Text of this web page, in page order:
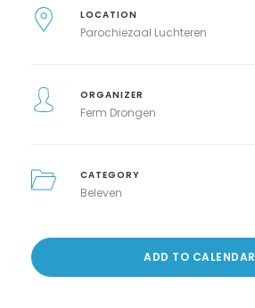
LOCATION
Parochiezaal Luchteren
ORGANIZER
Ferm Drongen
CATEGORY
Beleven
ADD TO CALENDAR